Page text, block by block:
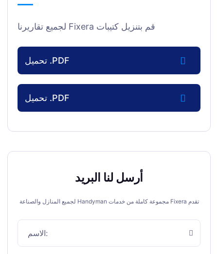
قم بتنزيل كتيبات Fixera لجميع تقاريرنا
PDF. تحميل
PDF. تحميل
أرسل لنا البريد
تقدم Fixera مجموعة كاملة من خدمات Handyman لجميع المنازل والصناعة